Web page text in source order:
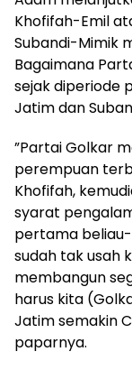
Khofifah-Emil
Subandi-Mimik
Bagaimana
sejak diperiode
Jatim dan
”Partai Golkar
perempuan
Khofifah,
syarat
pertama
sudah tak usah
membangun
harus kita
Jatim semakin
paparnya.